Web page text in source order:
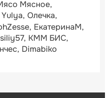
Мясное
Yulya Олечка
ЕкатеринаМ
КММ БИС
Dimabiko